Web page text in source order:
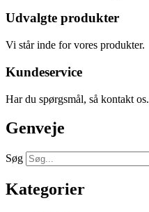
Udvalgte produkter
Vi står inde for vores produkter.
Kundeservice
Har du spørgsmål, så kontakt os.
Genveje
Søg
Kategorier